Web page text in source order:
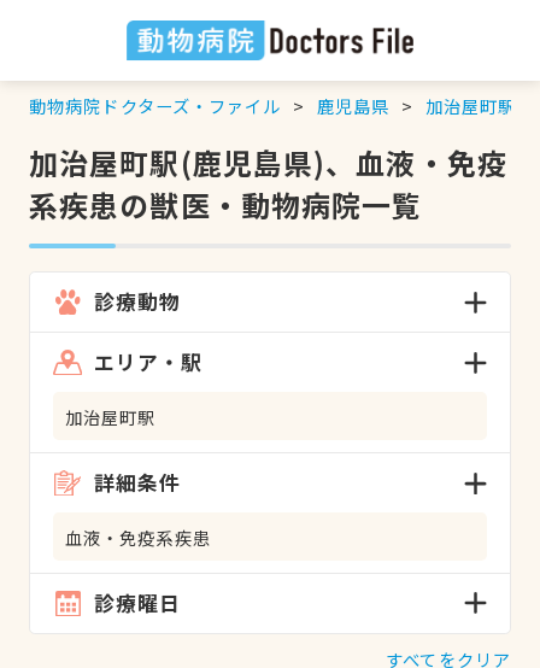
動物病院ドクターズ・ファイル 鹿児島県 加治屋町駅
加治屋町駅(鹿児島県)、血液・免疫
系疾患の獣医・動物病院一覧
診療動物
エリア・駅
加治屋町駅
詳細条件
血液・免疫系疾患
診療曜日
すべてをクリア